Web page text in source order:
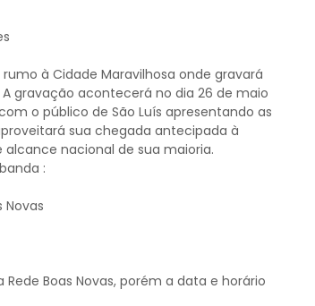
à Cidade Maravilhosa onde gravará
gravação acontecerá no dia 26 de maio
o público de São Luís apresentando as
sua chegada antecipada à
nacional de sua maioria.
:
Novas
Boas Novas, porém a data e horário